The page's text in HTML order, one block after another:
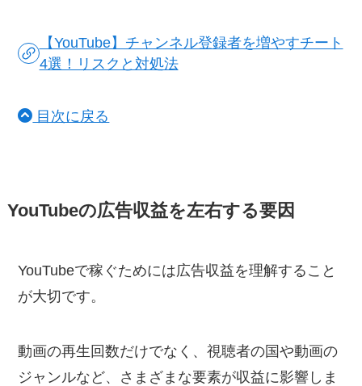
【YouTube】チャンネル登録者を増やすチート
4選！リスクと対処法
目次に戻る
YouTubeの広告収益を左右する要因
YouTubeで稼ぐためには広告収益を理解すること
が大切です。
動画の再生回数だけでなく、視聴者の国や動画の
ジャンルなど、さまざまな要素が収益に影響しま